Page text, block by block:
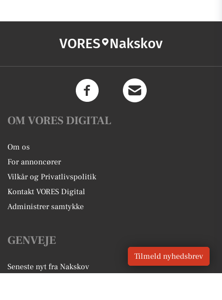
VORES Nakskov
OM VORES DIGITAL
Om os
For annoncører
Vilkår og Privatlivspolitik
Kontakt VORES Digital
Administrer samtykke
GENVEJE
Seneste nyt fra Nakskov
Tilmeld nyhedsbrev